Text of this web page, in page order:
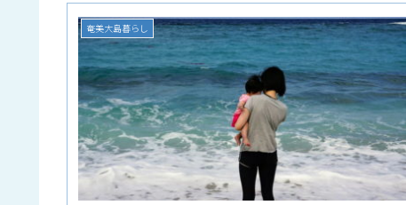
奄美大島暮らし